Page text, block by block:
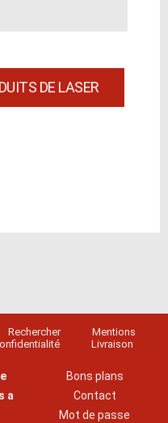
DE LASER
Rechercher
Mentions
Livraison
a
Bons plans
Contact
Mot de passe